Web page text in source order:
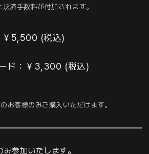
済手数料が付加されます。
￥5,500 (税込)
ド ：￥3,300 (税込)
お客様のみご購入いただけます。
参加いたします。